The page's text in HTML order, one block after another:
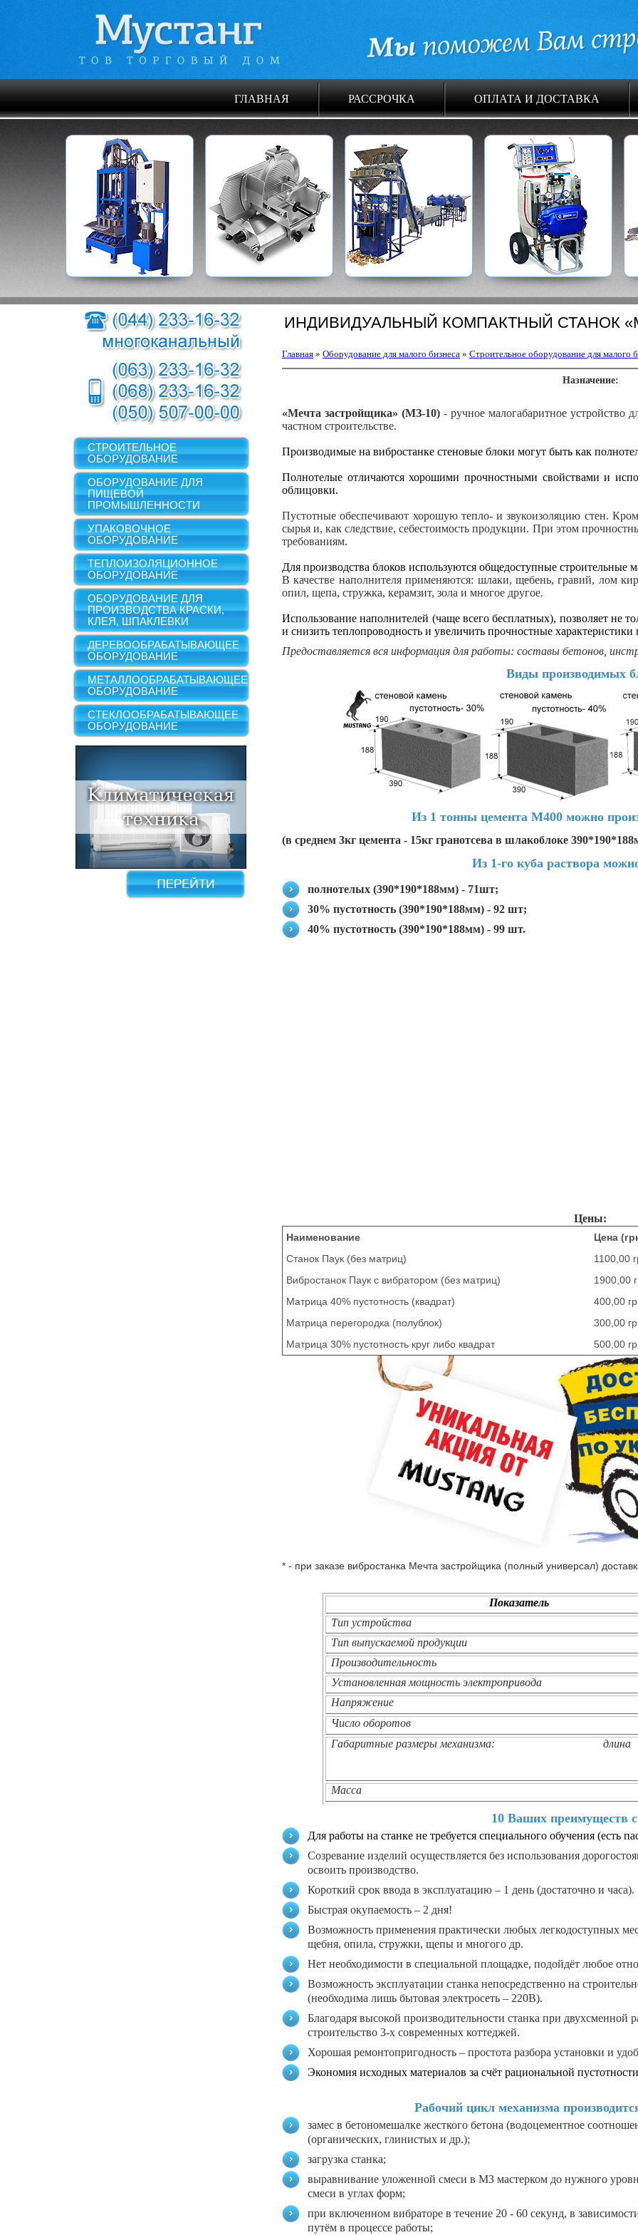
ГЛАВНАЯ РАССРОЧКА ОПЛАТА И ДОСТАВКА
СТРОИТЕЛЬНОЕ
ОБОРУДОВАНИЕ
ОБОРУДОВАНИЕ ДЛЯ
ПИЩЕВОЙ
ПРОМЫШЛЕННОСТИ
УПАКОВОЧНОЕ
ОБОРУДОВАНИЕ
ТЕПЛОИЗОЛЯЦИОННОЕ
ОБОРУДОВАНИЕ
ОБОРУДОВАНИЕ ДЛЯ
ПРОИЗВОДСТВА КРАСКИ,
КЛЕЯ, ШПАКЛЕВКИ
ДЕРЕВООБРАБАТЫВАЮЩЕЕ
ОБОРУДОВАНИЕ
МЕТАЛЛООБРАБАТЫВАЮЩЕЕ
ОБОРУДОВАНИЕ
СТЕКЛООБРАБАТЫВАЮЩЕЕ
ОБОРУДОВАНИЕ
ИНДИВИДУАЛЬНЫЙ КОМПАКТНЫЙ СТАНОК
Главная » Оборудование для малого бизнеса » Строительное оборудование для малого
Назначение:
«Мечта застройщика» (МЗ-10) - ручное малогабаритное устройство
частном строительстве.
Производимые на вибростанке стеновые блоки могут быть как
Полнотелые отличаются хорошими прочностными свойствами и
облицовки.
Пустотные обеспечивают хорошую тепло- и звукоизоляцию стен.
сырья и, как следствие, себестоимость продукции. При этом
требованиям.
Для производства блоков используются общедоступные строительные
В качестве наполнителя применяются: шлаки, щебень, гравий, лом
опил, щепа, стружка, керамзит, зола и многое другое.
Использование наполнителей (чаще всего бесплатных), позволяет не
и снизить теплопроводность и увеличить прочностные
Предоставляется вся информация для работы: составы бетонов,
Виды производимых
Из 1 тонны цемента М400 можно
(в среднем 3кг цемента - 15кг гранотсева в шлакоблоке
Из 1-го куба раствора
полнотелых (390*190*188мм) - 71шт;
30% пустотность (390*190*188мм) - 92 шт;
40% пустотность (390*190*188мм) - 99 шт.
Цены:
Наименование
Цена
Станок Паук (без матриц)
1100,00
Вибростанок Паук с вибратором (без матриц)
1900,00
Матрица 40% пустотность (квадрат)
400,00
Матрица перегородка (полублок)
300,00
Матрица 30% пустотность круг либо квадрат
500,00
* - при заказе вибростанка Мечта застройщика (полный универсал)
Показатель
Тип устройства
Тип выпускаемой продукции
Производительность
Установленная мощность электропривода
Напряжение
Число оборотов
Габаритные размеры механизма:
длина
Масса
10 Ваших преимуществ
Для работы на станке не требуется специального обучения (есть
Созревание изделий осуществляется без использования
освоить производство.
Короткий срок ввода в эксплуатацию – 1 день (достаточно и часа).
Быстрая окупаемость – 2 дня!
Возможность применения практически любых легкодоступных
щебня, опила, стружки, щепы и многого др.
Нет необходимости в специальной площадке, подойдёт любое
Возможность эксплуатации станка непосредственно на
(необходима лишь бытовая электросеть – 220В).
Благодаря высокой производительности станка при двухсменной
строительство 3-х современных коттеджей.
Хорошая ремонтопригодность – простота разбора установки и
Экономия исходных материалов за счёт рациональной
Рабочий цикл механизма
замес в бетономешалке жесткого бетона (водоцементное
(органических, глинистых и др.);
загрузка станка;
выравнивание уложенной смеси в МЗ мастерком до нужного
смеси в углах форм;
при включенном вибраторе в течение 20 - 60 секунд, в
путём в процессе работы;